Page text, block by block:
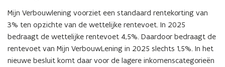
Mijn Verbouwlening voorziet een standaard rentekorting van
3% ten opzichte van de wettelijke rentevoet. In 2025
bedraagt de wettelijke rentevoet 4,5%. Daardoor bedraagt de
rentevoet van Mijn VerbouwLening in 2025 slechts 1,5%. In het
nieuwe besluit komt daar voor de lagere inkomenscategorieën